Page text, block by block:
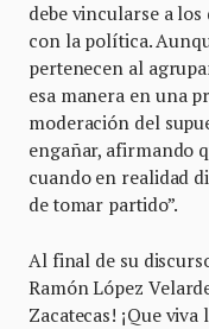
debe vincularse a
con la política.
pertenecen al
esa manera en una
moderación del
engañar, afirmando
cuando en realidad
de tomar partido”.
Al final de su
Ramón López
Zacatecas! ¡Que